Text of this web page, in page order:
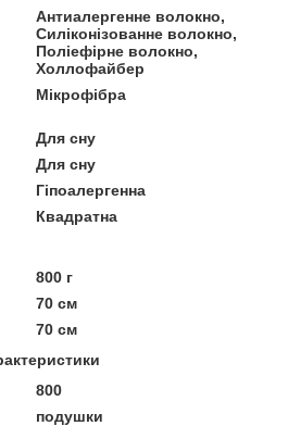
Антиалергенне волокно,
Силіконізованне волокно,
Поліефірне волокно,
Холлофайбер
Мікрофібра
Для сну
Для сну
Гіпоалергенна
Квадратна
800 г
70 см
70 см
800
подушки